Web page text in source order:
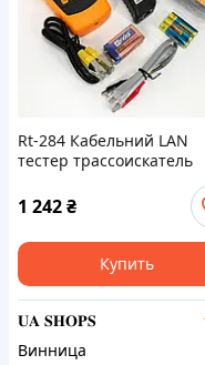
Rt-284 Кабельний LAN
тестер трассоискатель
разъемами RJ-11 и RJ-45
искатель проводов
индикатор проводки
1 242₴
Купить
𝐔𝐀 𝐒𝐇𝐎𝐏𝐒
Винница